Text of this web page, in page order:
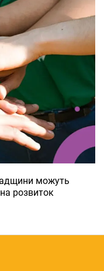
можуть
розвиток